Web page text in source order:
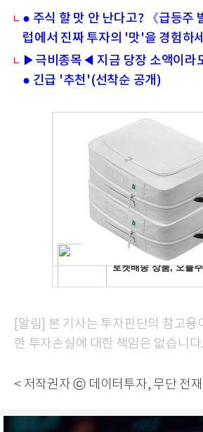
● 주식 할 맛 안 난다고? 《급등주
럽에서 진짜 투자의 '맛'을 경험하
▶극비종목◀ 지금 당장 소액이라
● 긴급 '추천'(선착순 공개)
[알림] 본 기사는 투자판단의 참고용
한 투자손실에 대한 책임은 없습니다.
< 저작권자 ⓒ 데이터투자, 무단 전